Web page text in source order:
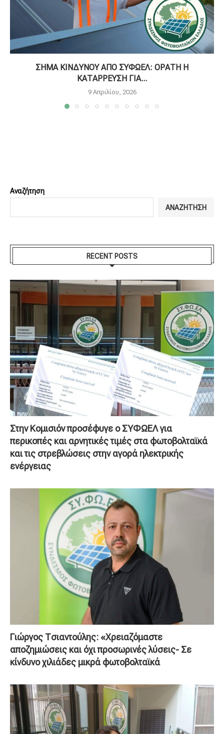
ΣΗΜΑ ΚΙΝΔΥΝΟΥ ΑΠΟ ΣΥΦΩΕΛ: ΟΡΑΤΗ Η
ΚΑΤΑΡΡΕΥΣΗ ΓΙΑ...
9 Απριλίου, 2026
Αναζήτηση
ΑΝΑΖΗΤΗΣΗ
RECENT POSTS
Στην Κομισιόν προσέφυγε ο ΣΥΦΩΕΛ για
περικοπές και αρνητικές τιμές στα φωτοβολταϊκά
και τις στρεβλώσεις στην αγορά ηλεκτρικής
ενέργειας
Γιώργος Τσιαντούλης: «Χρειαζόμαστε
αποζημιώσεις και όχι προσωρινές λύσεις- Σε
κίνδυνο χιλιάδες μικρά φωτοβολταϊκά